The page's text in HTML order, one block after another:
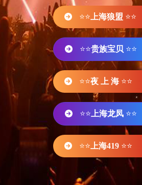
⭐⭐ 上海狼盟 ⭐⭐
⭐⭐贵族宝贝 ⭐⭐
⭐⭐夜 上 海 ⭐⭐
⭐⭐ 上海龙凤 ⭐⭐
⭐⭐ 上海419 ⭐⭐